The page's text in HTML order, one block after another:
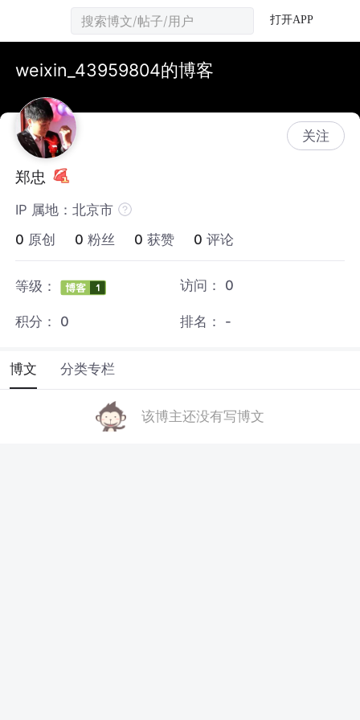
打开APP
weixin_43959804的博客
关注
郑忠
IP 属地：北京市
0 原创 0 粉丝 0 获赞 0 评论
等级： 访问： 0
积分： 0 排名： -
博文 分类专栏
该博主还没有写博文